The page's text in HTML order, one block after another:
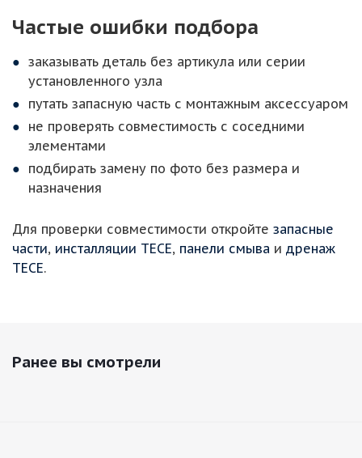
Частые ошибки подбора
заказывать деталь без артикула или серии
установленного узла
путать запасную часть с монтажным аксессуаром
не проверять совместимость с соседними
элементами
подбирать замену по фото без размера и
назначения
Для проверки совместимости откройте запасные
части, инсталляции TECE, панели смыва и дренаж
TECE.
Ранее вы смотрели